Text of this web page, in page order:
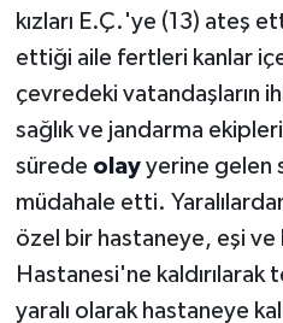
kızları E.Ç.'ye (13) ateş
ettiği aile fertleri kanlar
çevredeki vatandaşların
sağlık ve jandarma
sürede olay yerine gelen
müdahale etti.
özel bir hastaneye, eşi ve
Hastanesi'ne kaldırılarak
yaralı olarak hastaneye